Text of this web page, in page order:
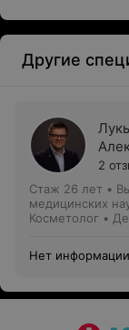
Другие
2
Стаж 26 лет •
медицинских
кафедрой
Косметолог •
Нет